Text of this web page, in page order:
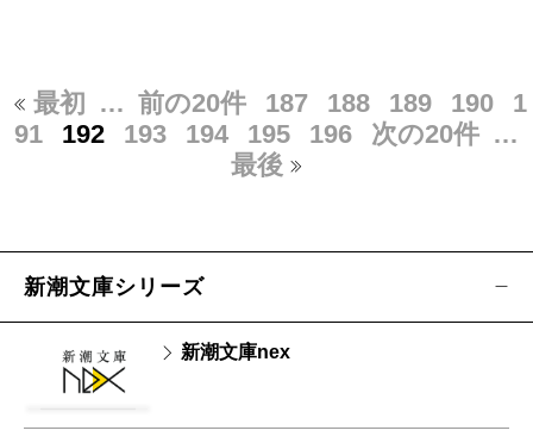
最初 … 前の20件 187 188 189 190
1
91
192 193 194 195 196 次の20件 …
最後
新潮文庫シリーズ
新潮文庫nex